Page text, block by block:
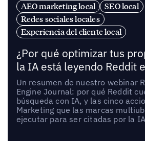
AEO marketing local
SEO local
Redes sociales locales
Experiencia del cliente local
¿Por qué optimizar tus
la IA está leyendo Reddit
Un resumen de nuestro webinar
Engine Journal: por qué Reddit
búsqueda con IA, y las cinco
Marketing que las marcas
ejecutar para ser citadas por la